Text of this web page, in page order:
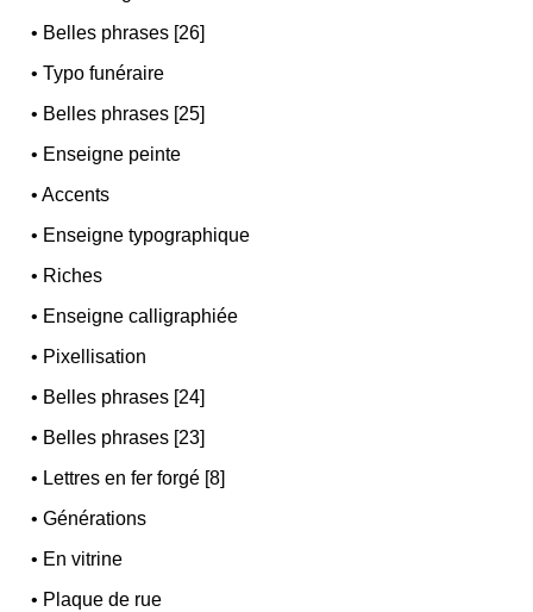
• Belles phrases [26]
•Typo funéraire
• Belles phrases [25]
• Enseigne peinte
•Accents
• Enseigne typographique
• Riches
• Enseigne calligraphiée
• Pixellisation
• Belles phrases [24]
• Belles phrases [23]
• Lettres en fer forgé [8]
•Générations
• En vitrine
• Plaque de rue